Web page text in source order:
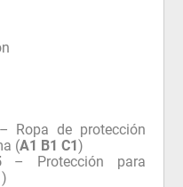
Ropa de protección
(A1 B1 C1)
– Protección para
)